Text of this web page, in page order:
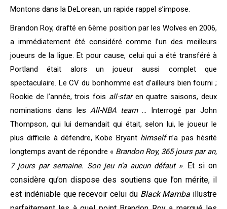
Montons dans la DeLorean, un rapide rappel s’impose.
Brandon Roy, drafté en 6ème position par les Wolves en 2006,
a immédiatement été considéré comme l’un des meilleurs
joueurs de la ligue. Et pour cause, celui qui a été transféré à
Portland était alors un joueur aussi complet que
spectaculaire. Le CV du bonhomme est d’ailleurs bien fourni ;
Rookie de l’année, trois fois all-staren quatre saisons, deux
nominations dans les All-NBA team… Interrogé par John
Thompson, qui lui demandait qui était, selon lui, le joueur le
plus difficile à défendre, Kobe Bryant himselfn’a pas hésité
longtemps avant de répondre « Brandon Roy, 365 jours par an,
7 jours par semaine. Son jeu n’a aucun défaut ». Et si on
considère qu’on dispose des soutiens que l’on mérite, il
est indéniable que recevoir celui du Black Mamba illustre